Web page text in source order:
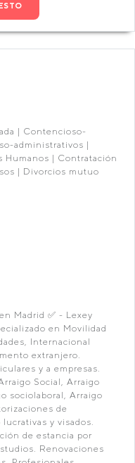
| Contencioso-
administrativos |
Humanos | Contratación
| Divorcios mutuo
Madrid ✅ - Lexey
en Movilidad
Internacional
extranjero.
y a empresas.
Social, Arraigo
sociolaboral, Arraigo
de
y visados.
de estancia por
Renovaciones